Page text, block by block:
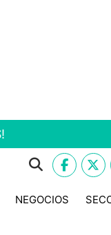
NEGOCIOS